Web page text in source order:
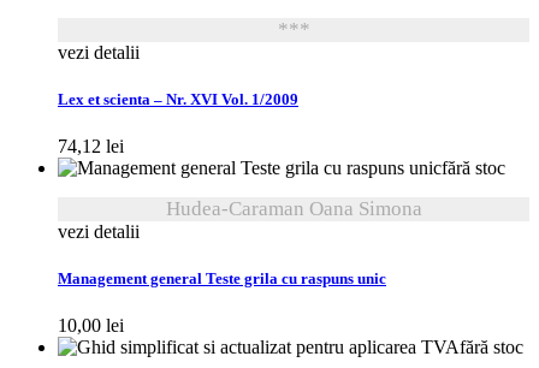
***
vezi detalii
Lex et scienta – Nr. XVI Vol. 1/2009
74,12 lei
fără stoc
Hudea-Caraman Oana Simona
vezi detalii
Management general Teste grila cu raspuns unic
10,00 lei
fără stoc